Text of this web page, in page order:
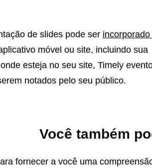
de slides pode ser incorporado
móvel ou site, incluindo sua
esteja no seu site, Timely
notados pelo seu público.
Você também
fornecer a você uma